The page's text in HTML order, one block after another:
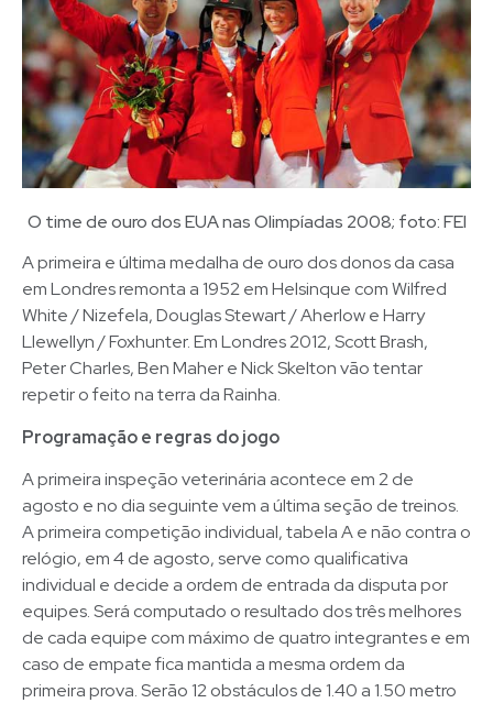
O time de ouro dos EUA nas Olimpíadas 2008; foto: FEI
A primeira e última medalha de ouro dos donos da casa
em Londres remonta a 1952 em Helsinque com Wilfred
White / Nizefela, Douglas Stewart / Aherlow e Harry
Llewellyn / Foxhunter. Em Londres 2012, Scott Brash,
Peter Charles, Ben Maher e Nick Skelton vão tentar
repetir o feito na terra da Rainha.
Programação e regras do jogo
A primeira inspeção veterinária acontece em 2 de
agosto e no dia seguinte vem a última seção de treinos.
A primeira competição individual, tabela A e não contra o
relógio, em 4 de agosto, serve como qualificativa
individual e decide a ordem de entrada da disputa por
equipes. Será computado o resultado dos três melhores
de cada equipe com máximo de quatro integrantes e em
caso de empate fica mantida a mesma ordem da
primeira prova. Serão 12 obstáculos de 1.40 a 1.50 metro